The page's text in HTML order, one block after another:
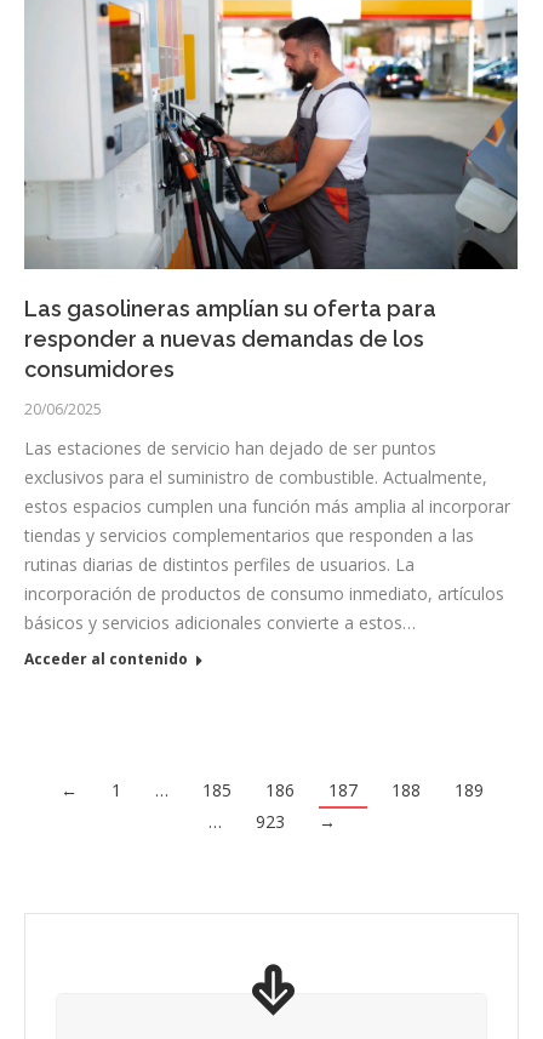
Las gasolineras amplían su oferta para
responder a nuevas demandas de los
consumidores
20/06/2025
Las estaciones de servicio han dejado de ser puntos
exclusivos para el suministro de combustible. Actualmente,
estos espacios cumplen una función más amplia al incorporar
tiendas y servicios complementarios que responden a las
rutinas diarias de distintos perfiles de usuarios. La
incorporación de productos de consumo inmediato, artículos
básicos y servicios adicionales convierte a estos…
Acceder al contenido
← 1 … 185 186 187 188
189
…
923 →